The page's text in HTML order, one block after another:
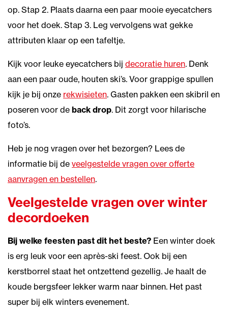
op. Stap 2. Plaats daarna een paar mooie eyecatchers
voor het doek. Stap 3. Leg vervolgens wat gekke
attributen klaar op een tafeltje.
Kijk voor leuke eyecatchers bij decoratie huren. Denk
aan een paar oude, houten ski’s. Voor grappige spullen
kijk je bij onze rekwisieten. Gasten pakken een skibril en
poseren voor de back drop. Dit zorgt voor hilarische
foto’s.
Heb je nog vragen over het bezorgen? Lees de
informatie bij de veelgestelde vragen over offerte
aanvragen en bestellen.
Veelgestelde vragen over winter
decordoeken
Bij welke feesten past dit het beste? Een winter doek
is erg leuk voor een après-ski feest. Ook bij een
kerstborrel staat het ontzettend gezellig. Je haalt de
koude bergsfeer lekker warm naar binnen. Het past
super bij elk winters evenement.